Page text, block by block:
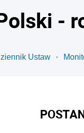
-
Ustaw